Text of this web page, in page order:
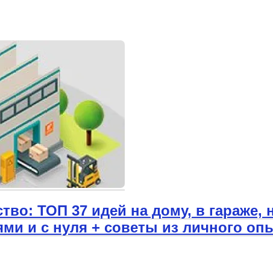
ТОП 37 идей на дому, в гараже,
и с нуля + советы из личного